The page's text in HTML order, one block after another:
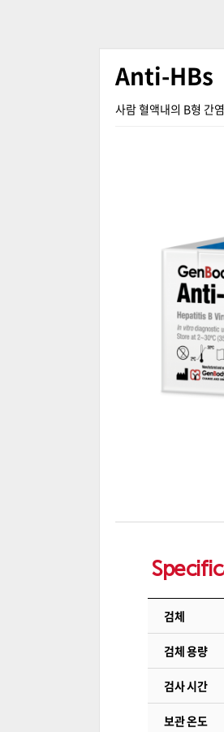
Anti-HBs
사람 혈액내의 B형 간
검체
검체 용량
검사 시간
보관 온도